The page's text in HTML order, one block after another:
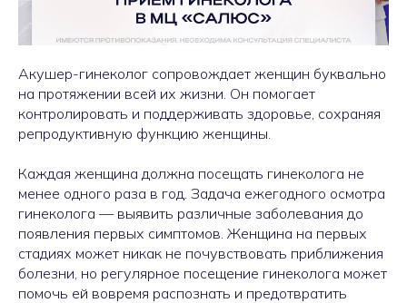
Акушер-гинеколог сопровождает женщин буквально
на протяжении всей их жизни. Он помогает
контролировать и поддерживать здоровье, сохраняя
репродуктивную функцию женщины.
Каждая женщина должна посещать гинеколога не
менее одного раза в год. Задача ежегодного осмотра
гинеколога — выявить различные заболевания до
появления первых симптомов. Женщина на первых
стадиях может никак не почувствовать приближения
болезни, но регулярное посещение гинеколога может
помочь ей вовремя распознать и предотвратить